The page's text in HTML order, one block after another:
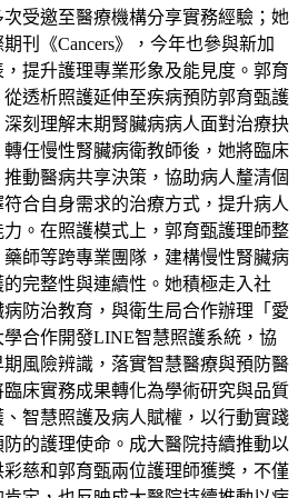
受邀至醫療機構分享實務經驗；她
刊《Cancers》，今年也參與新加
提升護理專業形象及能見度。郭育
透析照護延伸至疾病預防郭育甄護
刻理解末期腎臟病病人面對治療抉
任慢性腎臟病衛教師後，她將臨床
動醫病共享決策，協助病人釐清個
合自身需求的治療方式，提升病人
。在照護模式上，郭育甄護理師整
師等跨專業團隊，建構慢性腎臟病
完整性與連續性。她積極走入社
防治教育，與衛生局合作辦理「愛
合作開發LINE智慧照護系統，協
風險辨識，落實智慧醫療與預防醫
床實務成果轉化為學術研究與品質
智慧照護及病人賦權，以行動實踐
的護理使命。成大醫院持續推動以
慈和郭育甄兩位護理師獲獎，不僅